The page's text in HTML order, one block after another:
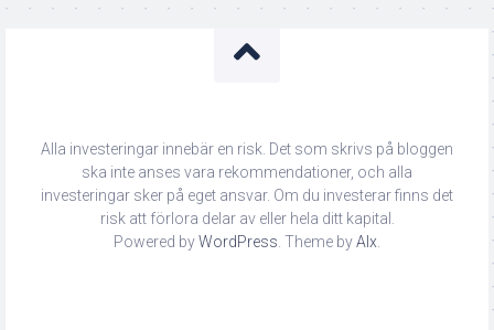
Alla investeringar innebär en risk. Det som skrivs på bloggen
ska inte anses vara rekommendationer, och alla
investeringar sker på eget ansvar. Om du investerar finns det
risk att förlora delar av eller hela ditt kapital.
Powered byWordPress . Theme byAlx